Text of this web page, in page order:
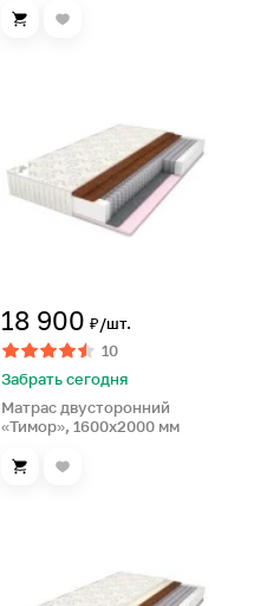
18 900 ₽/шт.
10
Забрать сегодня
Матрас двусторонний
«Тимор», 1600х2000 мм